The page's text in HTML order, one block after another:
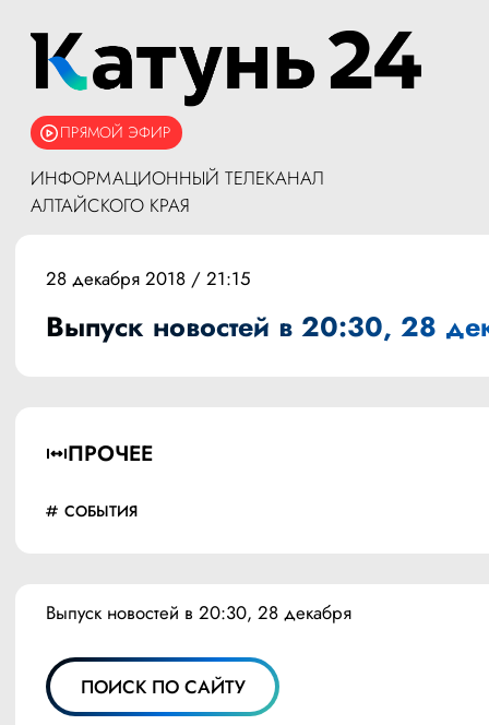
ПРЯМОЙ ЭФИР
ИНФОРМАЦИОННЫЙ ТЕЛЕКАНАЛ
АЛТАЙСКОГО КРАЯ
ПРОЧЕЕ
СОБЫТИЯ
28 декабря 2018 / 21:15
Выпуск новостей в 20:30, 28
Выпуск новостей в 20:30, 28 декабря
ПОИСК ПО САЙТУ